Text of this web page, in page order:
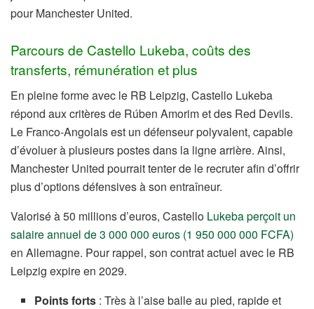
pour Manchester United.
Parcours de Castello Lukeba, coûts des
transferts, rémunération et plus
En pleine forme avec le RB Leipzig, Castello Lukeba
répond aux critères de Rúben Amorim et des Red Devils.
Le Franco-Angolais est un défenseur polyvalent, capable
d’évoluer à plusieurs postes dans la ligne arrière. Ainsi,
Manchester United pourrait tenter de le recruter afin d’offrir
plus d’options défensives à son entraîneur.
Valorisé à 50 millions d’euros, Castello Lukeba perçoit un
salaire annuel de 3 000 000 euros (1 950 000 000 FCFA)
en Allemagne. Pour rappel, son contrat actuel avec le RB
Leipzig expire en 2029.
Points forts : Très à l’aise balle au pied, rapide et